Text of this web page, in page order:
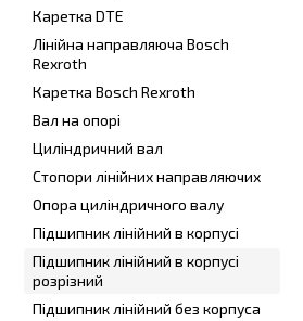
Каретка DTE
Лінійна направляюча Bosch
Rexroth
Каретка Bosch Rexroth
Вал на опорі
Циліндричний вал
Стопори лінійних направляючих
Опора циліндричного валу
Підшипник лінійний в корпусі
Підшипник лінійний в корпусі
розрізний
Підшипник лінійний без корпуса